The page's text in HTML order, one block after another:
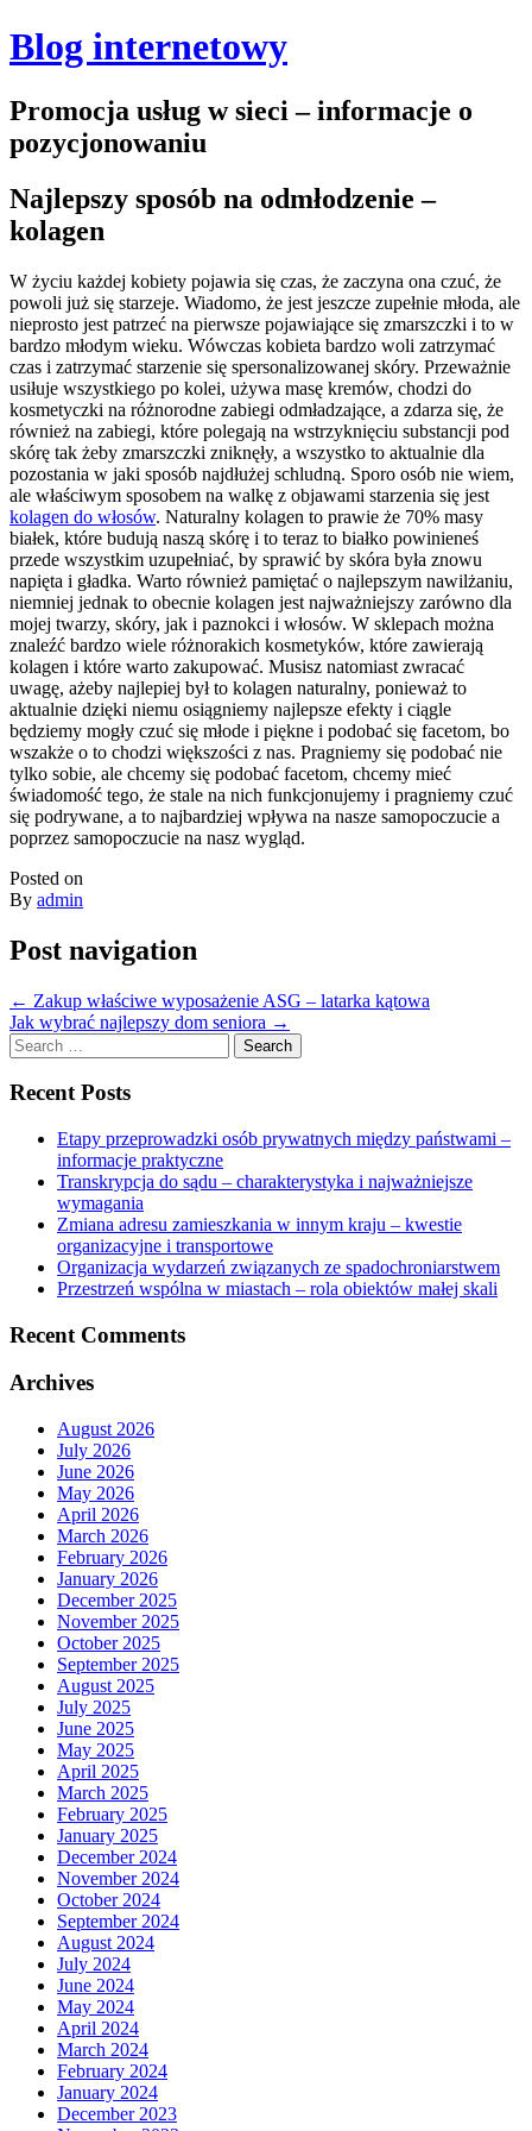
Blog internetowy
Promocja usług w sieci – informacje o
pozycjonowaniu
Najlepszy sposób na odmłodzenie –
kolagen
W życiu każdej kobiety pojawia się czas, że zaczyna ona czuć, że
powoli już się starzeje. Wiadomo, że jest jeszcze zupełnie młoda, ale
nieprosto jest patrzeć na pierwsze pojawiające się zmarszczki i to w
bardzo młodym wieku. Wówczas kobieta bardzo woli zatrzymać
czas i zatrzymać starzenie się spersonalizowanej skóry. Przeważnie
usiłuje wszystkiego po kolei, używa masę kremów, chodzi do
kosmetyczki na różnorodne zabiegi odmładzające, a zdarza się, że
również na zabiegi, które polegają na wstrzyknięciu substancji pod
skórę tak żeby zmarszczki zniknęły, a wszystko to aktualnie dla
pozostania w jaki sposób najdłużej schludną. Sporo osób nie wiem,
ale właściwym sposobem na walkę z objawami starzenia się jest
kolagen do włosów. Naturalny kolagen to prawie że 70% masy
białek, które budują naszą skórę i to teraz to białko powinieneś
przede wszystkim uzupełniać, by sprawić by skóra była znowu
napięta i gładka. Warto również pamiętać o najlepszym nawilżaniu,
niemniej jednak to obecnie kolagen jest najważniejszy zarówno dla
mojej twarzy, skóry, jak i paznokci i włosów. W sklepach można
znaleźć bardzo wiele różnorakich kosmetyków, które zawierają
kolagen i które warto zakupować. Musisz natomiast zwracać
uwagę, ażeby najlepiej był to kolagen naturalny, ponieważ to
aktualnie dzięki niemu osiągniemy najlepsze efekty i ciągle
będziemy mogły czuć się młode i piękne i podobać się facetom, bo
wszakże o to chodzi większości z nas. Pragniemy się podobać nie
tylko sobie, ale chcemy się podobać facetom, chcemy mieć
świadomość tego, że stale na nich funkcjonujemy i pragniemy czuć
się podrywane, a to najbardziej wpływa na nasze samopoczucie a
poprzez samopoczucie na nasz wygląd.
Posted on
By admin
Post navigation
← Zakup właściwe wyposażenie ASG – latarka kątowa
Jak wybrać najlepszy dom seniora →
Search
for:
Recent Posts
Etapy przeprowadzki osób prywatnych między państwami –
informacje praktyczne
Transkrypcja do sądu – charakterystyka i najważniejsze
wymagania
Zmiana adresu zamieszkania w innym kraju – kwestie
organizacyjne i transportowe
Organizacja wydarzeń związanych ze spadochroniarstwem
Przestrzeń wspólna w miastach – rola obiektów małej skali
Recent Comments
Archives
August 2026
July 2026
June 2026
May 2026
April 2026
March 2026
February 2026
January 2026
December 2025
November 2025
October 2025
September 2025
August 2025
July 2025
June 2025
May 2025
April 2025
March 2025
February 2025
January 2025
December 2024
November 2024
October 2024
September 2024
August 2024
July 2024
June 2024
May 2024
April 2024
March 2024
February 2024
January 2024
December 2023